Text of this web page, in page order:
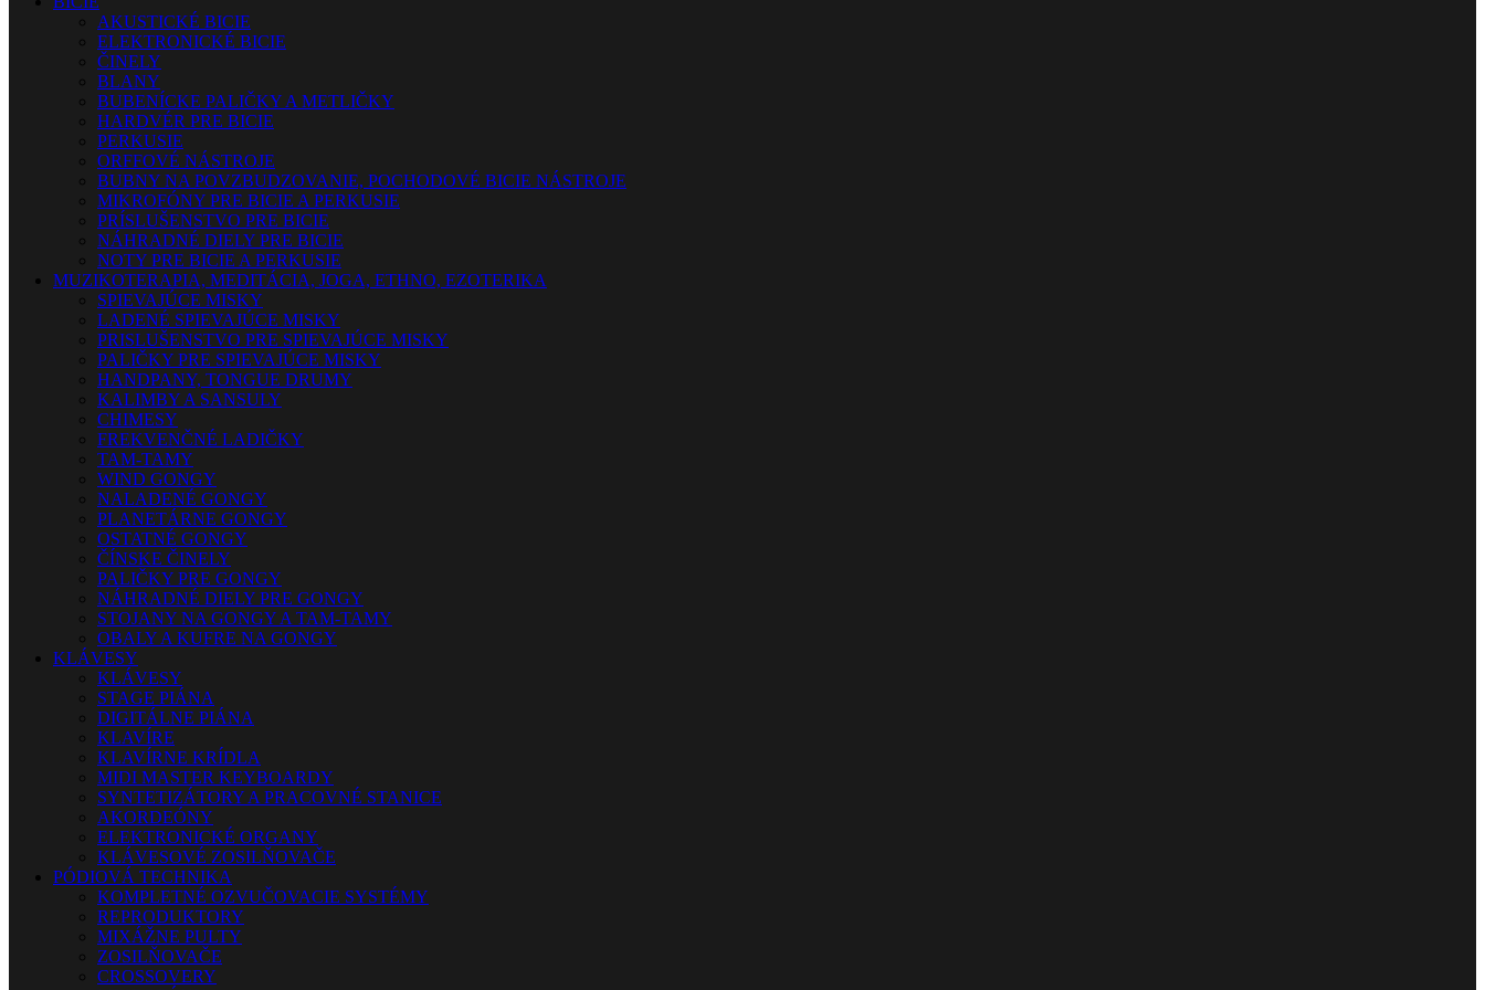
AKUSTICKÉ BICIE
ELEKTRONICKÉ BICIE
ČINELY
BLANY
BUBENÍCKE PALIČKY A METLIČKY
HARDVÉR PRE BICIE
PERKUSIE
ORFFOVÉ NÁSTROJE
BUBNY NA POVZBUDZOVANIE, POCHODOVÉ BICIE NÁSTROJE
MIKROFÓNY PRE BICIE A PERKUSIE
PRÍSLUŠENSTVO PRE BICIE
NÁHRADNÉ DIELY PRE BICIE
NOTY PRE BICIE A PERKUSIE
MUZIKOTERAPIA, MEDITÁCIA, JOGA, ETHNO, EZOTERIKA
SPIEVAJÚCE MISKY
LADENÉ SPIEVAJÚCE MISKY
PRISLUŠENSTVO PRE SPIEVAJÚCE MISKY
PALIČKY PRE SPIEVAJÚCE MISKY
HANDPANY, TONGUE DRUMY
KALIMBY A SANSULY
CHIMESY
FREKVENČNÉ LADIČKY
TAM-TAMY
WIND GONGY
NALADENÉ GONGY
PLANETÁRNE GONGY
OSTATNÉ GONGY
ČÍNSKE ČINELY
PALIČKY PRE GONGY
NÁHRADNÉ DIELY PRE GONGY
STOJANY NA GONGY A TAM-TAMY
OBALY A KUFRE NA GONGY
KLÁVESY
KLÁVESY
STAGE PIÁNA
DIGITÁLNE PIÁNA
KLAVÍRE
KLAVÍRNE KRÍDLA
MIDI MASTER KEYBOARDY
SYNTETIZÁTORY A PRACOVNÉ STANICE
AKORDEÓNY
ELEKTRONICKÉ ORGANY
KLÁVESOVÉ ZOSILŇOVAČE
PÓDIOVÁ TECHNIKA
KOMPLETNÉ OZVUČOVACIE SYSTÉMY
REPRODUKTORY
MIXÁŽNE PULTY
ZOSILŇOVAČE
CROSSOVERY